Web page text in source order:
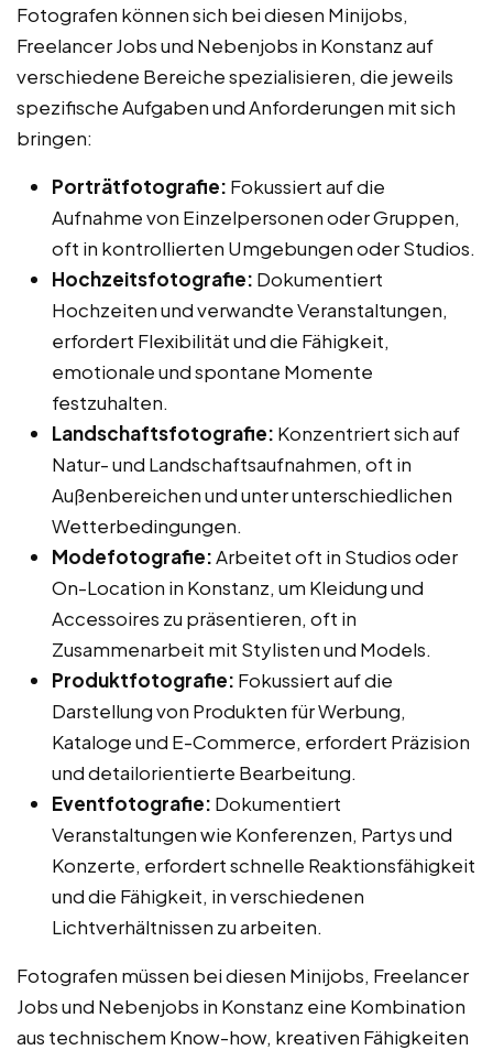
Fotografen können sich bei diesen Minijobs,
Freelancer Jobs und Nebenjobs in Konstanz auf
verschiedene Bereiche spezialisieren, die jeweils
spezifische Aufgaben und Anforderungen mit sich
bringen:
Porträtfotografie: Fokussiert auf die
Aufnahme von Einzelpersonen oder Gruppen,
oft in kontrollierten Umgebungen oder Studios.
Hochzeitsfotografie: Dokumentiert
Hochzeiten und verwandte Veranstaltungen,
erfordert Flexibilität und die Fähigkeit,
emotionale und spontane Momente
festzuhalten.
Landschaftsfotografie: Konzentriert sich auf
Natur- und Landschaftsaufnahmen, oft in
Außenbereichen und unter unterschiedlichen
Wetterbedingungen.
Modefotografie:Arbeitet oft in Studios oder
On-Location in Konstanz, um Kleidung und
Accessoires zu präsentieren, oft in
Zusammenarbeit mit Stylisten und Models.
Produktfotografie: Fokussiert auf die
Darstellung von Produkten für Werbung,
Kataloge und E-Commerce, erfordert Präzision
und detailorientierte Bearbeitung.
Eventfotografie: Dokumentiert
Veranstaltungen wie Konferenzen, Partys und
Konzerte, erfordert schnelle Reaktionsfähigkeit
und die Fähigkeit, in verschiedenen
Lichtverhältnissen zu arbeiten.
Fotografen müssen bei diesen Minijobs, Freelancer
Jobs und Nebenjobs in Konstanz eine Kombination
aus technischem Know-how, kreativen Fähigkeiten